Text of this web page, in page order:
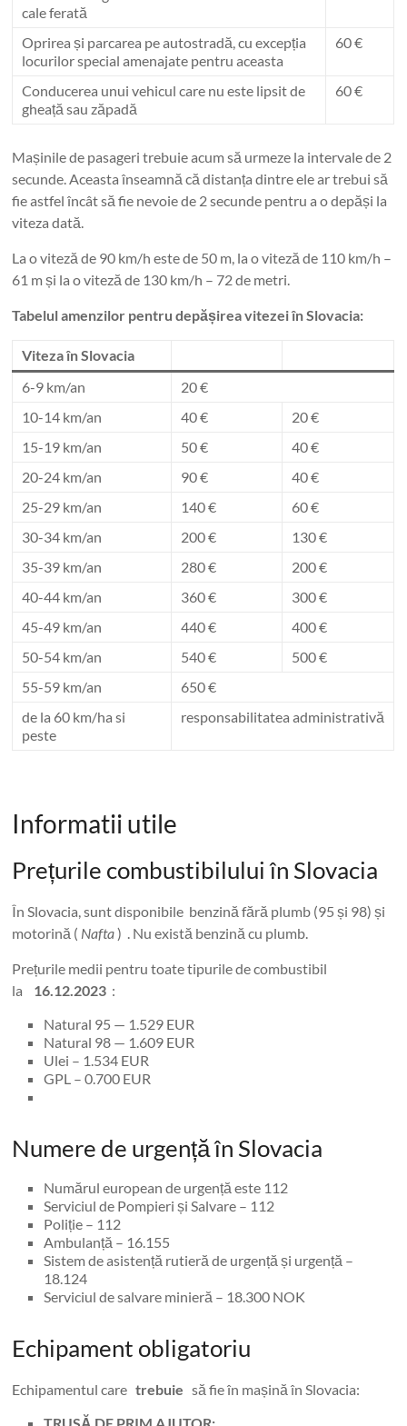
cale ferată
Oprirea și parcarea pe autostradă, cu excepția
locurilor special amenajate pentru aceasta
60 €
Conducerea unui vehicul care nu este lipsit de
gheață sau zăpadă
60 €
Mașinile de pasageri trebuie acum să urmeze la intervale de 2
secunde. Aceasta înseamnă că distanța dintre ele ar trebui să
fie astfel încât să fie nevoie de 2 secunde pentru a o depăși la
viteza dată.
La o viteză de 90 km/h este de 50 m, la o viteză de 110 km/h –
61 m și la o viteză de 130 km/h – 72 de metri.
Tabelul amenzilor pentru depășirea vitezei în Slovacia:
Viteza în Slovacia
6-9 km/an
20 €
10-14 km/an
40 €
20 €
15-19 km/an
50 €
40 €
20-24 km/an
90 €
40 €
25-29 km/an
140 €
60 €
30-34 km/an
200 €
130 €
35-39 km/an
280 €
200 €
40-44 km/an
360 €
300 €
45-49 km/an
440 €
400 €
50-54 km/an
540 €
500 €
55-59 km/an
650 €
de la 60 km/ha si
peste
responsabilitatea administrativă
Informatii utile
Prețurile combustibilului în Slovacia
În Slovacia, sunt disponibile benzină fără plumb (95 și 98) și
motorină ( Nafta) . Nu există benzină cu plumb.
Prețurile medii pentru toate tipurile de combustibil
la 16.12.2023 :
Natural 95 — 1.529 EUR
Natural 98 — 1.609 EUR
Ulei – 1.534 EUR
GPL – 0.700 EUR
Numere de urgență în Slovacia
Numărul european de urgență este 112
Serviciul de Pompieri și Salvare – 112
Poliție – 112
Ambulanță – 16.155
Sistem de asistență rutieră de urgență și urgență –
18.124
Serviciul de salvare minieră – 18.300 NOK
Echipament obligatoriu
Echipamentul caretrebuie să fie în mașină în Slovacia:
TRUSĂ DE PRIM AJUTOR;